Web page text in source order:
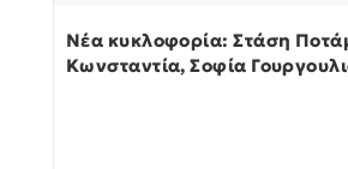
Νέα κυκλοφορία: Στάση
Κωνσταντία, Σοφία